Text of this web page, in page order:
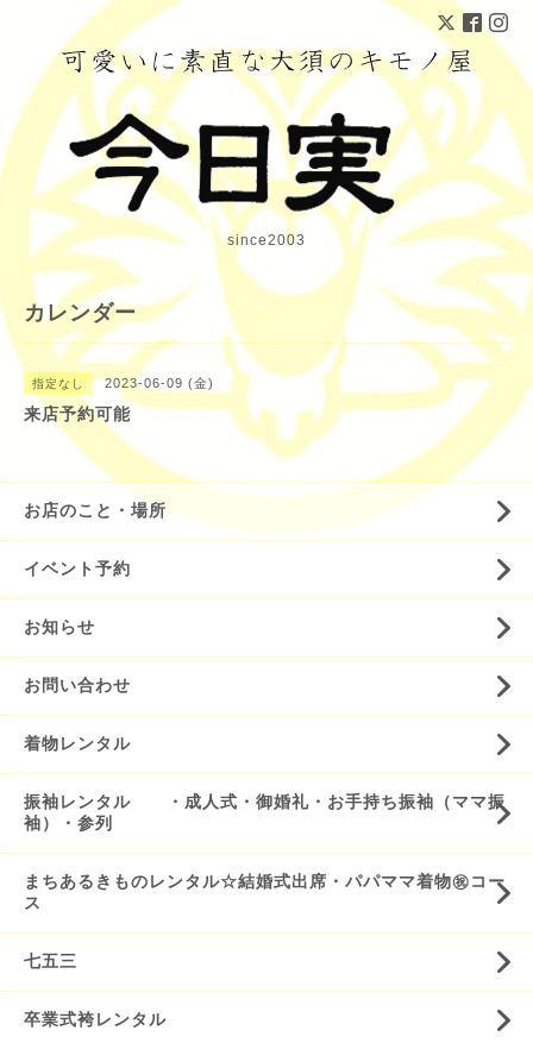
since2003
カレンダー
指定なし 2023-06-09 (金)
来店予約可能
お店のこと・場所
イベント予約
お知らせ
お問い合わせ
着物レンタル
振袖レンタル ・成人式・御婚礼・お手持ち振袖（ママ振
袖）・参列
まちあるきものレンタル☆結婚式出席・パパママ着物㊗️コー
ス
七五三
卒業式袴レンタル